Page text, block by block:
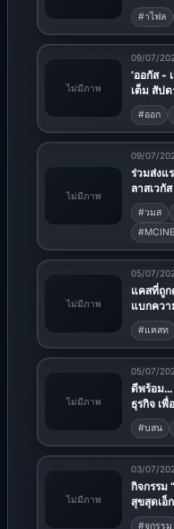
#าไฟล
ไม่มีภาพ
09/07/
‘ออกัส -
เต็ม สัปดาห์
คับคั่งลง
แรก 14
#ออก
ไม่มีภาพ
09/07/
ร่วมส่งแ
ลาสเวกั
#วมส
ไม่มีภาพ
05/07/
แคสที่ถูก
แบกควา
วาร์ปที่นี่
#แคสท
ไม่มีภาพ
05/07/
ดีพร้อม…
ธุรกิจ เ
#บสน
ไม่มีภาพ
03/07/
กิจกรรม
สุขสุดเอ็กซ์คลูซีฟ “บาส-
ต้าน! แ
#จกรรม